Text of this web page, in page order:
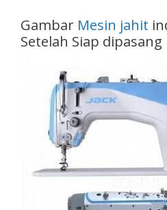
Gambar Mesin jahit
Setelah Siap dipasang